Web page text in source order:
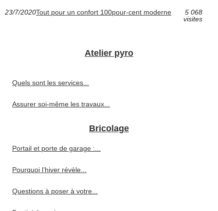
23/7/2020Tout pour un confort 100pour-cent moderne
5 068
visites
Atelier pyro
Quels sont les services...
Assurer soi-même les travaux...
Bricolage
Portail et porte de garage :...
Pourquoi l’hiver révèle...
Questions à poser à votre...